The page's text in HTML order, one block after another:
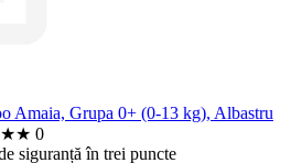
Amaia, Grupa 0+ (0-13 kg), Albastru
★★ 0
siguranță în trei puncte